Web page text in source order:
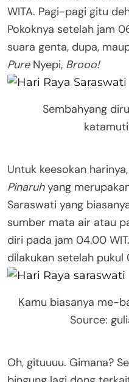
WITA. Pagi-pagi gitu
Pokoknya setelah jam
suara genta, dupa,
PureNyepi, Brooo!
Sembahyang
Untuk keesokan
Pinaruhyang
Saraswati yang
sumber mata air atau
diri pada jam 04.00
dilakukan setelah pukul
Kamu biasanya me-
Source:
Oh, gituuuu. Gimana?